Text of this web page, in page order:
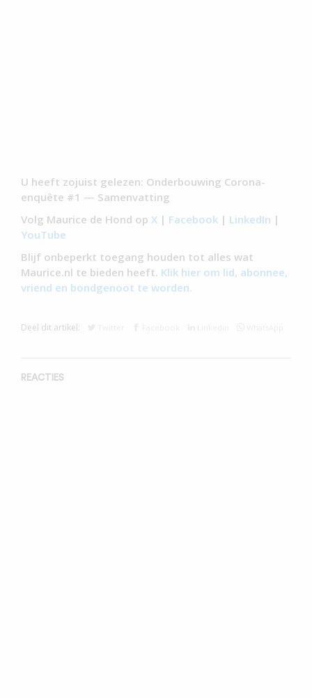
U heeft zojuist gelezen: Onderbouwing Corona-
enquête #1 — Samenvatting
Volg Maurice de Hond op X | Facebook | LinkedIn |
YouTube
Blijf onbeperkt toegang houden tot alles wat
Maurice.nl te bieden heeft. Klik hier om lid, abonnee,
vriend en bondgenoot te worden.
Deel dit artikel:
REACTIES